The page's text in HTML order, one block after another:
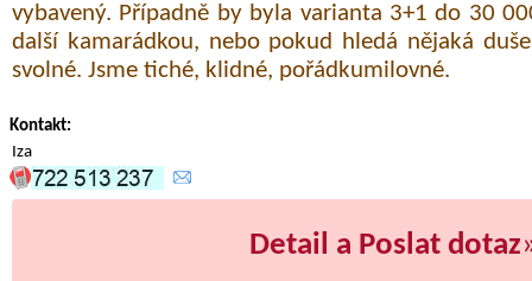
vybavený. Případně by byla varianta 3+1 do 30
další kamarádkou, nebo pokud hledá nějaká
svolné. Jsme tiché, klidné, pořádkumilovné.
Kontakt:
Iza
Detail a Poslat dotaz